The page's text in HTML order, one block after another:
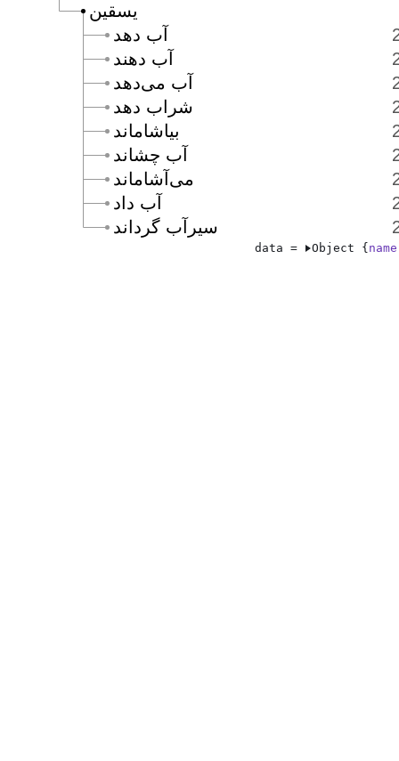
يسقين
آب دهد
آب دهند
آب مى‌دهد
شراب دهد
بياشاماند
آب چشاند
مى‌آشاماند
آب داد
سيرآب گرداند
data = Object { name